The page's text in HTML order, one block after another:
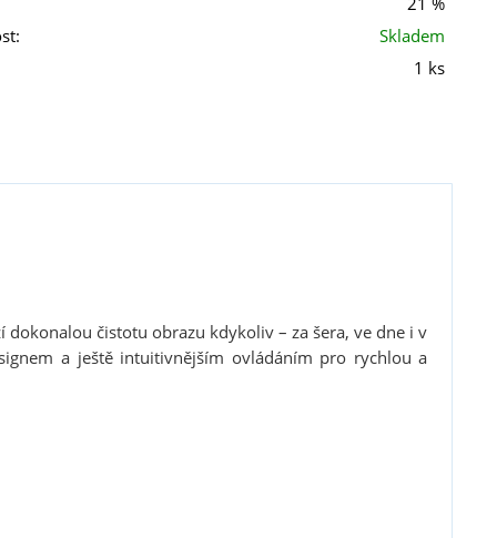
Skladem
1 ks
čistotu obrazu kdykoliv – za šera, ve dne i v
a ještě intuitivnějším ovládáním pro rychlou a